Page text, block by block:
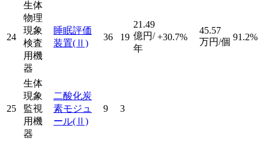
24
生体
物理
現象
検査
用機
器
睡眠評価
装置(Ⅱ)
36 19
21.49
億円/
年
+30.7%
45.57
万円/個 91.2%
25
生体
現象
監視
用機
器
二酸化炭
素モジュ
ール(Ⅱ)
9 3